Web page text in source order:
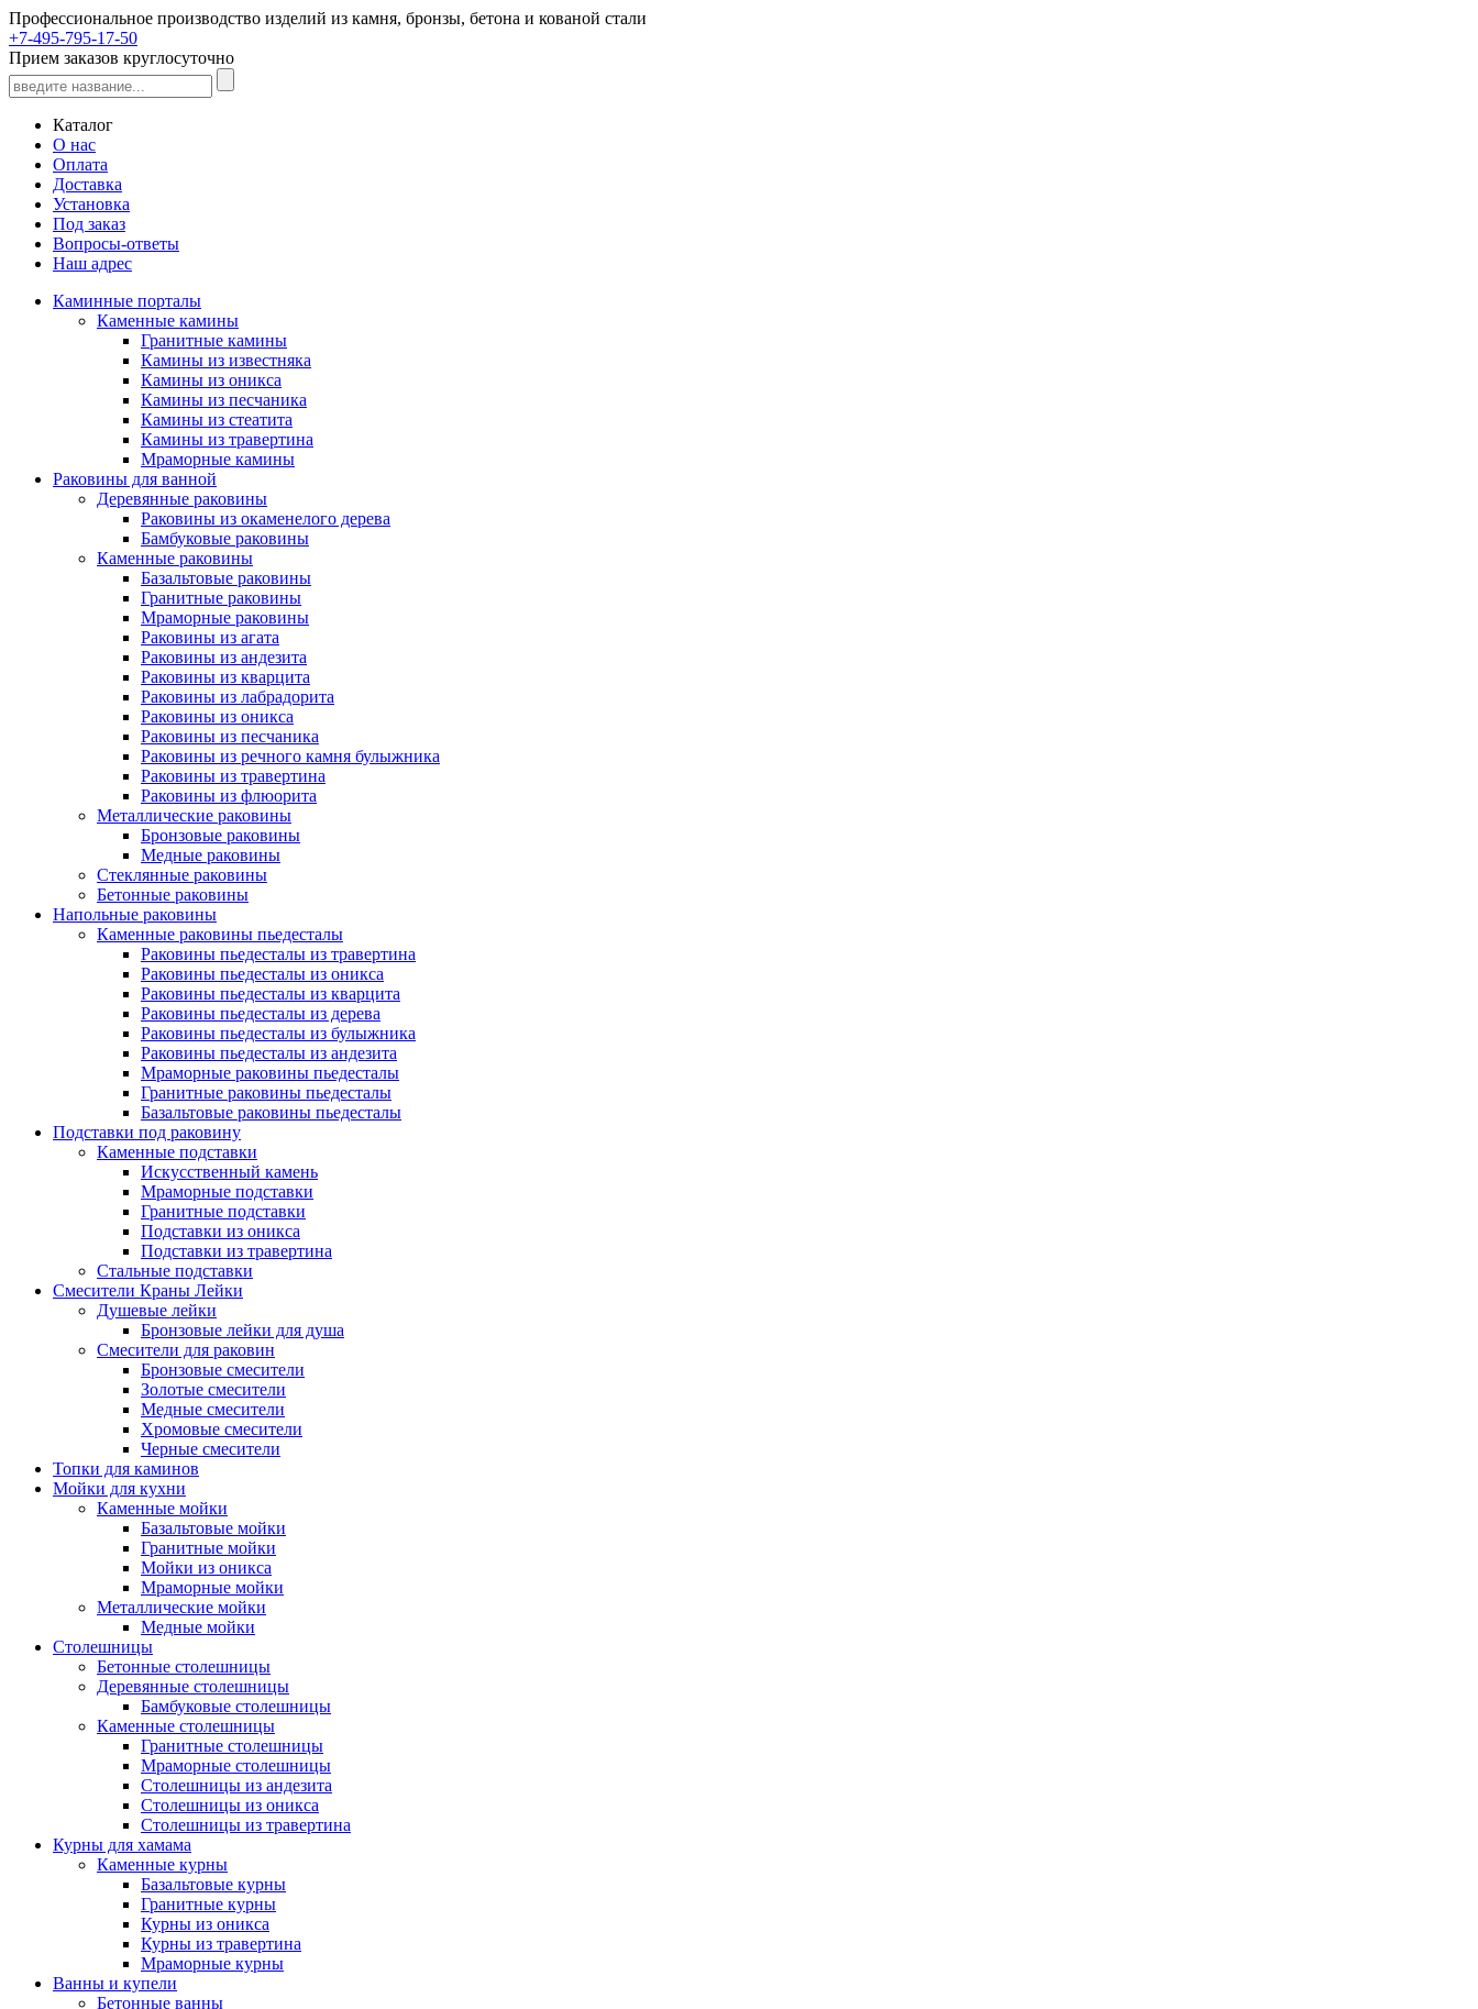
Профессиональное производство изделий из камня, бронзы, бетона и кованой стали
+7-495-795-17-50
Прием заказов круглосуточно
Каталог
О нас
Оплата
Доставка
Установка
Под заказ
Вопросы-ответы
Наш адрес
Каминные порталы
Каменные камины
Гранитные камины
Камины из известняка
Камины из оникса
Камины из песчаника
Камины из стеатита
Камины из травертина
Мраморные камины
Раковины для ванной
Деревянные раковины
Раковины из окаменелого дерева
Бамбуковые раковины
Каменные раковины
Базальтовые раковины
Гранитные раковины
Мраморные раковины
Раковины из агата
Раковины из андезита
Раковины из кварцита
Раковины из лабрадорита
Раковины из оникса
Раковины из песчаника
Раковины из речного камня булыжника
Раковины из травертина
Раковины из флюорита
Металлические раковины
Бронзовые раковины
Медные раковины
Стеклянные раковины
Бетонные раковины
Напольные раковины
Каменные раковины пьедесталы
Раковины пьедесталы из травертина
Раковины пьедесталы из оникса
Раковины пьедесталы из кварцита
Раковины пьедесталы из дерева
Раковины пьедесталы из булыжника
Раковины пьедесталы из андезита
Мраморные раковины пьедесталы
Гранитные раковины пьедесталы
Базальтовые раковины пьедесталы
Подставки под раковину
Каменные подставки
Искусственный камень
Мраморные подставки
Гранитные подставки
Подставки из оникса
Подставки из травертина
Стальные подставки
Смесители Краны Лейки
Душевые лейки
Бронзовые лейки для душа
Смесители для раковин
Бронзовые смесители
Золотые смесители
Медные смесители
Хромовые смесители
Черные смесители
Топки для каминов
Мойки для кухни
Каменные мойки
Базальтовые мойки
Гранитные мойки
Мойки из оникса
Мраморные мойки
Металлические мойки
Медные мойки
Столешницы
Бетонные столешницы
Деревянные столешницы
Бамбуковые столешницы
Каменные столешницы
Гранитные столешницы
Мраморные столешницы
Столешницы из андезита
Столешницы из оникса
Столешницы из травертина
Курны для хамама
Каменные курны
Базальтовые курны
Гранитные курны
Курны из оникса
Курны из травертина
Мраморные курны
Ванны и купели
Бетонные ванны